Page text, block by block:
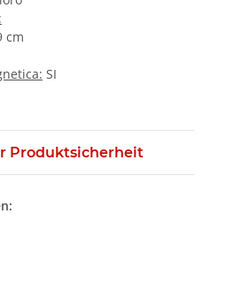
cm
SI
Produktsicherheit